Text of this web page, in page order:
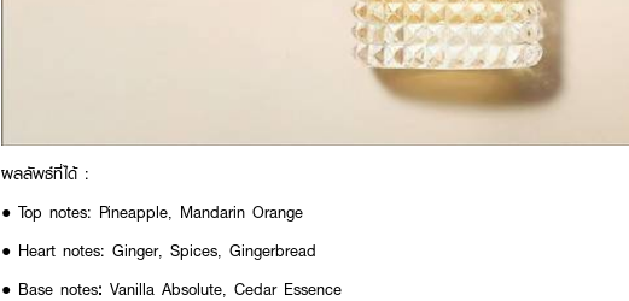
ผลลัพธ์ที่ได้ :
● Top notes: Pineapple, Mandarin Orange
● Heart notes: Ginger, Spices, Gingerbread
● Base notes: Vanilla Absolute, Cedar Essence